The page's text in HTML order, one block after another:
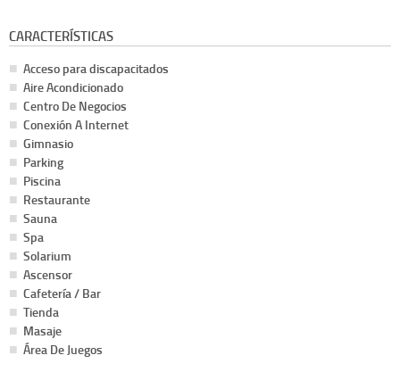
CARACTERÍSTICAS
Acceso para discapacitados
Aire Acondicionado
Centro De Negocios
Conexión A Internet
Gimnasio
Parking
Piscina
Restaurante
Sauna
Spa
Solarium
Ascensor
Cafetería / Bar
Tienda
Masaje
Área De Juegos